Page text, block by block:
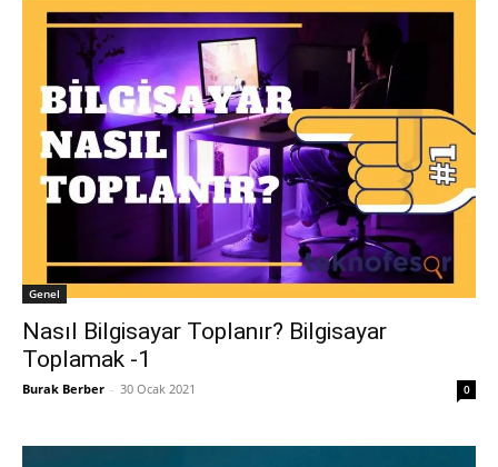
Genel
Nasıl Bilgisayar Toplanır? Bilgisayar
Toplamak -1
Burak Berber - 30 Ocak 2021 0